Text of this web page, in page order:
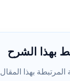
بهذا الشرح
المرتبطة بهذا